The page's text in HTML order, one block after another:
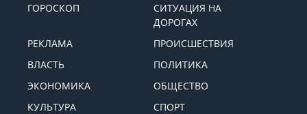
ГОРОСКОП
СИТУАЦИЯ НА
ДОРОГАХ
РЕКЛАМА
ПРОИСШЕСТВИЯ
ВЛАСТЬ
ПОЛИТИКА
ЭКОНОМИКА
ОБЩЕСТВО
КУЛЬТУРА
СПОРТ